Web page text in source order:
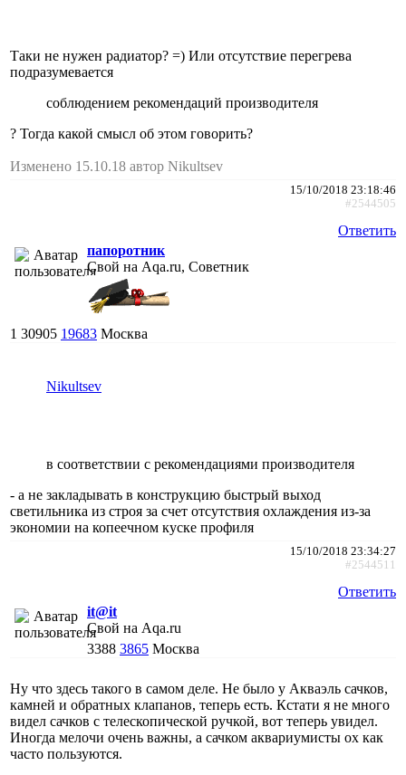
Таки не нужен радиатор? =) Или отсутствие перегрева
подразумевается
соблюдением рекомендаций производителя
? Тогда какой смысл об этом говорить?
Изменено 15.10.18 автор Nikultsev
15/10/2018 23:18:46
#2544505
Ответить
папоротник
Свой на Aqa.ru, Советник
1 30905 19683 Москва
Nikultsev
в соответствии с рекомендациями производителя
- а не закладывать в конструкцию быстрый выход
светильника из строя за счет отсутствия охлаждения из-за
экономии на копеечном куске профиля
15/10/2018 23:34:27
#2544511
Ответить
it@it
Свой на Aqa.ru
3388 3865 Москва
Ну что здесь такого в самом деле. Не было у Акваэль сачков,
камней и обратных клапанов, теперь есть. Кстати я не много
видел сачков с телескопической ручкой, вот теперь увидел.
Иногда мелочи очень важны, а сачком аквариумисты ох как
часто пользуются.